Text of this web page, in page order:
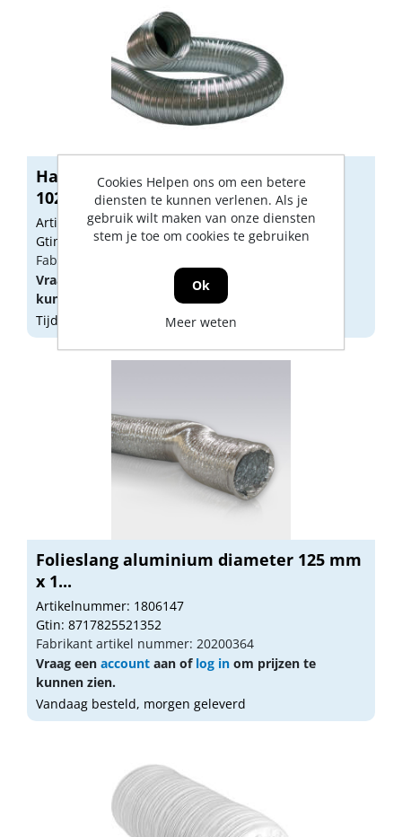
Halfflex compact aluminium buis
102mm
Artikelnummer: 1806141
Gtin: 8717825521376
Fabrikant artikel nummer: 20200370
Vraag een
aan oflog in
kunnen zien.
Tijdelijk niet op voorraad
Folieslang aluminium diameter 125 mm
x 1...
Artikelnummer: 1806147
Gtin: 8717825521352
Fabrikant artikel nummer: 20200364
Vraag een account aan of log in om prijzen te
kunnen zien.
Vandaag besteld, morgen geleverd
Cookies Helpen ons om een betere
diensten te kunnen verlenen. Als je
gebruik wilt maken van onze diensten
stem je toe om cookies te gebruiken
Ok
Meer weten